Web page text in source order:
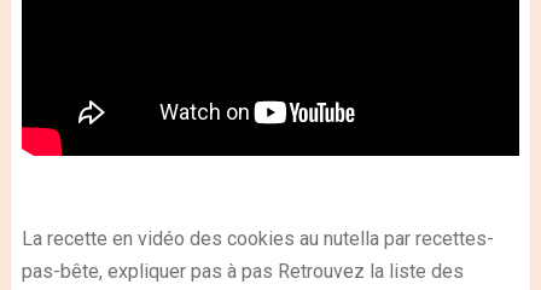
La recette en vidéo des cookies au nutella par recettes-
pas-bête, expliquer pas à pas Retrouvez la liste des